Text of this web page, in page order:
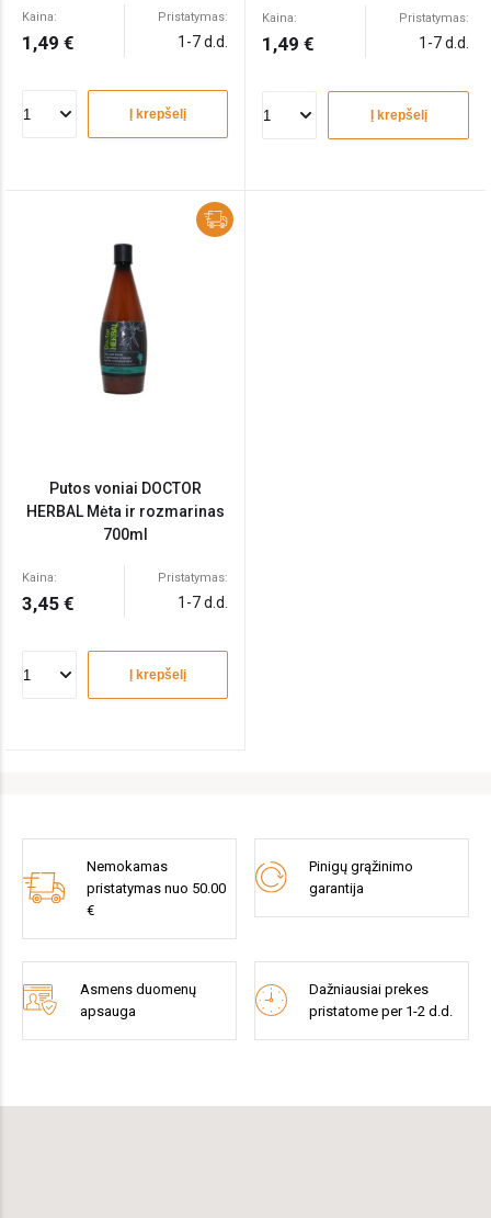
Kaina:
1,49 €
Pristatymas:
1-7 d.d.
Į krepšelį
Kaina:
1,49 €
Pristatymas:
1-7 d.d.
Į krepšelį
Putos voniai DOCTOR
HERBAL Mėta ir rozmarinas
700ml
Kaina:
3,45 €
Pristatymas:
1-7 d.d.
Į krepšelį
Nemokamas
pristatymas nuo 50.00
€
Pinigų grąžinimo
garantija
Asmens duomenų
apsauga
Dažniausiai prekes
pristatome per 1-2 d.d.